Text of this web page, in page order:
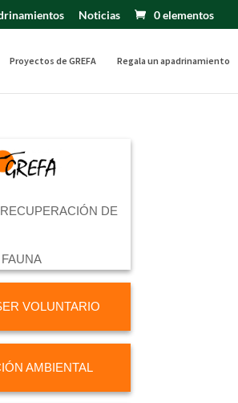
Noticias 0 elementos
Proyectos de GREFA Regala un apadrinamiento
DE
FAUNA
VOLUNTARIO
AMBIENTAL